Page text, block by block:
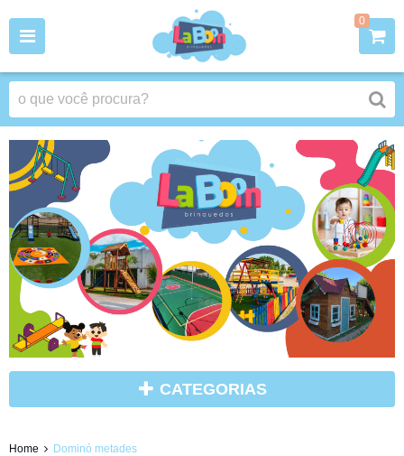
0
CATEGORIAS
Home Dominó metades